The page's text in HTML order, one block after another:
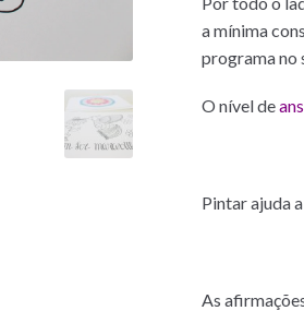
a mínima
programa no
O nível de
Pintar ajuda
As